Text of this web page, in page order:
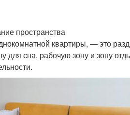
пространства
квартиры, — это
сна, рабочую зону и зону